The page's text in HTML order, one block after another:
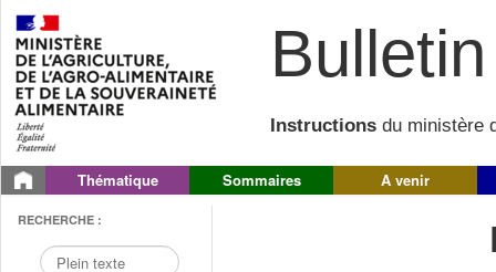
Instructions du ministère
Thématique Sommaires A venir
RECHERCHE :